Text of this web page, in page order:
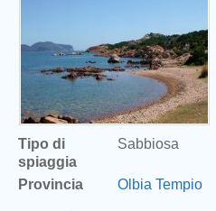
Tipo di
spiaggia
Sabbiosa
Provincia Olbia Tempio